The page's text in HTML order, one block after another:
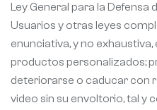
Ley General para la Defensa
Usuarios y otras leyes
enunciativa, y no exhaustiva,
productos personalizados;
deteriorarse o caducar con
video sin su envoltorio, tal y